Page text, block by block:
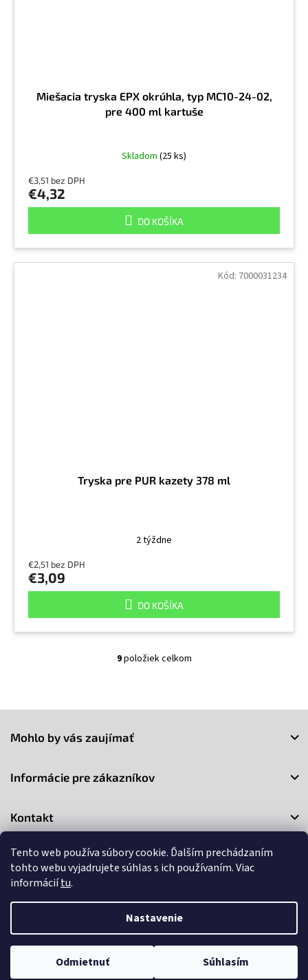
Tento web používa súbory cookie. Ďalším prechádzaním
tohto webu vyjadrujete súhlas s ich používaním. Viac
informáciítu.
Nastavenie
Odmietnuť Súhlasím
Miešacia tryska EPX okrúhla, typ MC10-24-02,
pre 400 ml kartuše
Skladom (25 ks)
€3,51 bez DPH
€4,32
DO KOŠÍKA
Tryska pre PUR kazety 378 ml
2 týždne
€2,51 bez DPH
€3,09
DO KOŠÍKA
Kód: 7000031234
O
p
y
v
ý
p
s
u
9položiek celkom
Mohlo by vás zaujímať
Informácie pre zákazníkov
Kontakt
3Market . Všetky práva vyhradené.
nastavenie cookies